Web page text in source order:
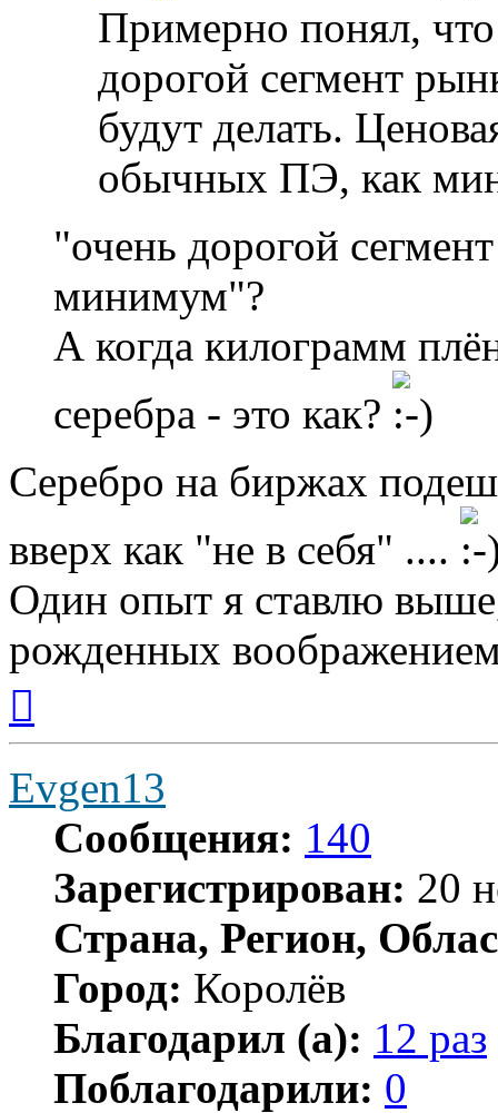
Примерно понял,
дорогой сегмент
будут делать.
обычных ПЭ, как
"очень дорогой
минимум"?
А когда килограмм
серебра - это как?
Серебро на биржах
вверх как "не в себя" ....
Один опыт я ставлю
рожденных
началу
Evgen13
Сообщения: 140
Зарегистрирован: 20
Страна, Регион,
Город: Королёв
Благодарил (а): 12 раз
Поблагодарили: 0